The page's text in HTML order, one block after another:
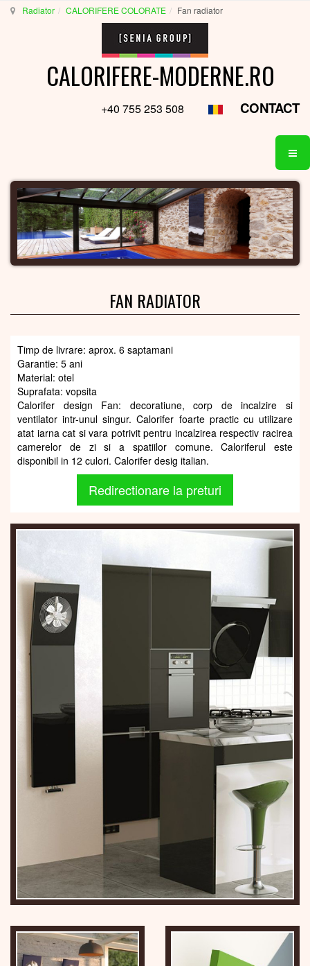
Radiator CALORIFERE COLORATE Fan radiator
CALORIFERE-MODERNE.RO
+40 755 253 508 CONTACT
FAN RADIATOR
Timp de livrare: aprox. 6 saptamani
Garantie: 5 ani
Material: otel
Suprafata: vopsita
Calorifer design Fan: decoratiune, corp de incalzire si
ventilator intr-unul singur. Calorifer foarte practic cu utilizare
atat iarna cat si vara potrivit pentru incalzirea respectiv racirea
camerelor de zi si a spatiilor comune. Caloriferul este
disponibil in 12 culori. Calorifer desig italian.
Redirectionare la preturi